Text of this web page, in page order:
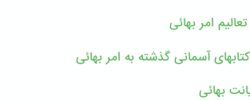
امر بهائی
آسمانی گذشته به امر بهائی
بهائی